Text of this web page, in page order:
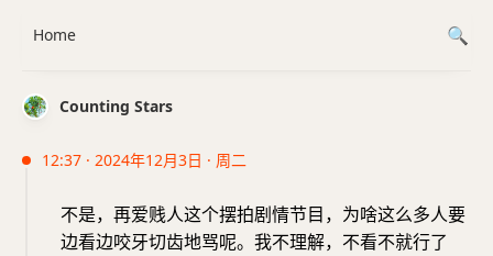
Counting Stars
12:37 · 2024年12月3日 · 周二
不是，再爱贱人这个摆拍剧情节目，为啥这么多人要
边看边咬牙切齿地骂呢。我不理解，不看不就行了
Home